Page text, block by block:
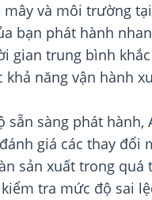
và môi trường
bạn phát hành
gian trung bình
khả năng vận hành
sẵn sàng phát hành,
giá các thay đổi
sản xuất trong quá
tra mức độ sai